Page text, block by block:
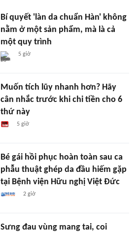
Bí quyết 'làn da chuẩn Hàn' không
nằm ở một sản phẩm, mà là cả
một quy trình
5 giờ
Muốn tích lũy nhanh hơn? Hãy
cân nhắc trước khi chi tiền cho 6
thứ này
5 giờ
Bé gái hồi phục hoàn toàn sau ca
phẫu thuật ghép da đầu hiếm gặp
tại Bệnh viện Hữu nghị Việt Đức
2 giờ
Sưng đau vùng mang tai, coi